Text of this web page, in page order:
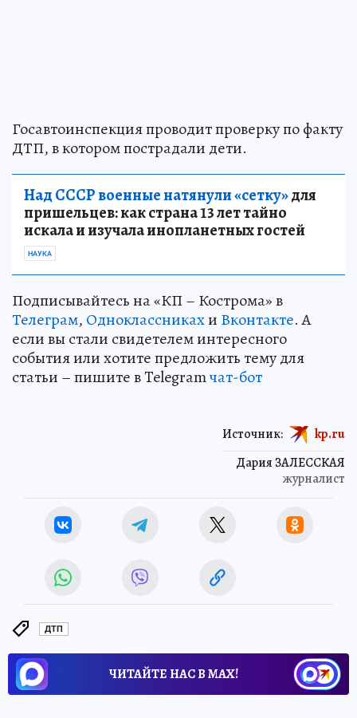
Госавтоинспекция проводит проверку по факту
ДТП, в котором пострадали дети.
Над СССР военные натянули «сетку»для
пришельцев: как страна 13 лет тайно
искала и изучала инопланетных гостей
НАУКА
Подписывайтесь на «КП – Кострома» в
Телеграм, Одноклассникахи Вконтакте. А
если вы стали свидетелем интересного
события или хотите предложить тему для
статьи – пишите в Telegramчат-бот
Дария ЗАЛЕССКАЯ
журналист
Источник: kp.ru
ДТП
ЧИТАЙТЕ НАС В МАХ!